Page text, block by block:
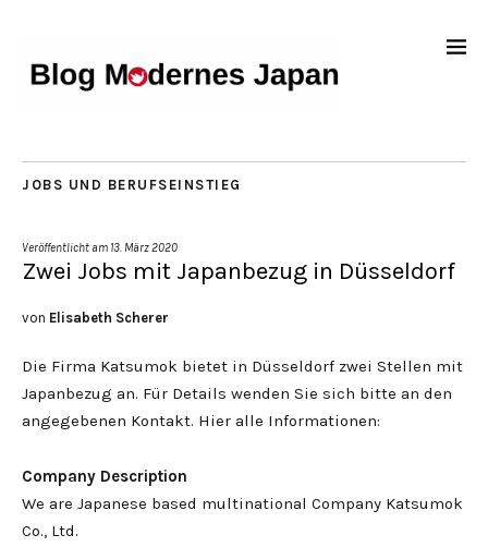
JOBS UND BERUFSEINSTIEG
Veröffentlicht am 13. März 2020
Zwei Jobs mit Japanbezug in Düsseldorf
von Elisabeth Scherer
Die Firma Katsumok bietet in Düsseldorf zwei Stellen mit
Japanbezug an. Für Details wenden Sie sich bitte an den
angegebenen Kontakt. Hier alle Informationen:
Company Description
We are Japanese based multinational Company Katsumok
Co., Ltd.